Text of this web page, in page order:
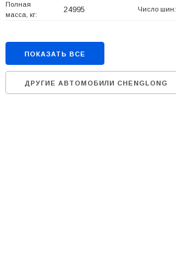
Полная
масса, кг:
24995 Число шин:
ПОКАЗАТЬ ВСЕ
ДРУГИЕ АВТОМОБИЛИ CHENGLONG